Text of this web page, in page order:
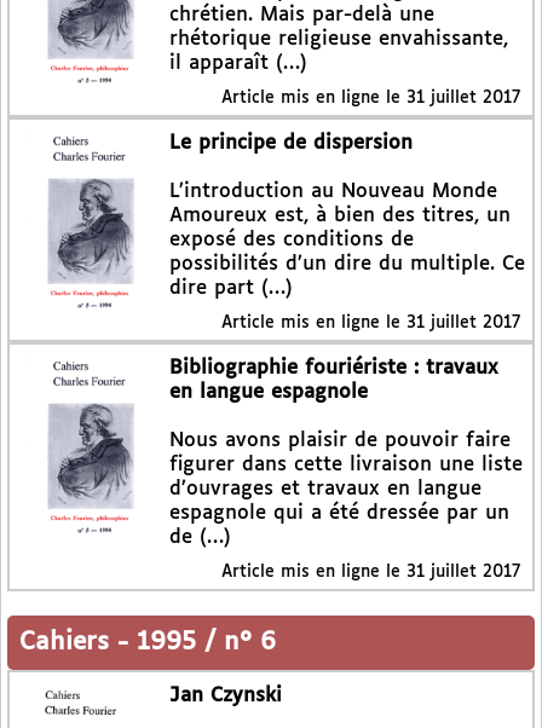
chrétien. Mais par-delà une
rhétorique religieuse envahissante,
il apparaît (…)
Article mis en ligne le 31 juillet 2017
Le principe de dispersion
L’introduction au Nouveau Monde
Amoureux est, à bien des titres, un
exposé des conditions de
possibilités d’un dire du multiple. Ce
dire part (…)
Article mis en ligne le 31 juillet 2017
Bibliographie fouriériste : travaux
en langue espagnole
Nous avons plaisir de pouvoir faire
figurer dans cette livraison une liste
d’ouvrages et travaux en langue
espagnole qui a été dressée par un
de (…)
Article mis en ligne le 31 juillet 2017
Cahiers - 1995 / n° 6
Jan Czynski